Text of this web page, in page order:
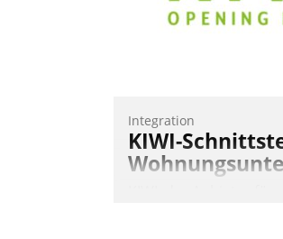
automatisiert
Mieterbefragungen –
Integration
KIWI-